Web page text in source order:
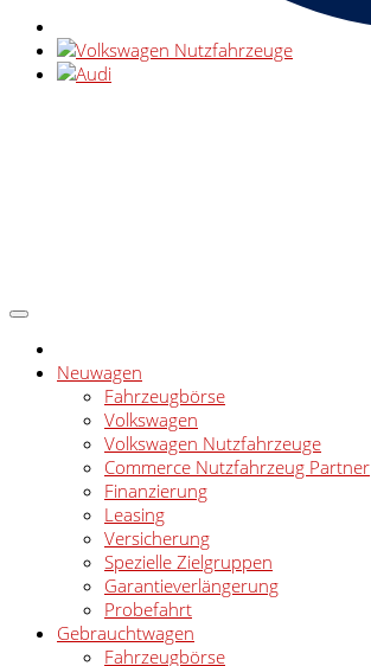
Neuwagen
Fahrzeugbörse
Volkswagen
Volkswagen Nutzfahrzeuge
Commerce Nutzfahrzeug Partner
Finanzierung
Leasing
Versicherung
Spezielle Zielgruppen
Garantieverlängerung
Probefahrt
Gebrauchtwagen
Fahrzeugbörse